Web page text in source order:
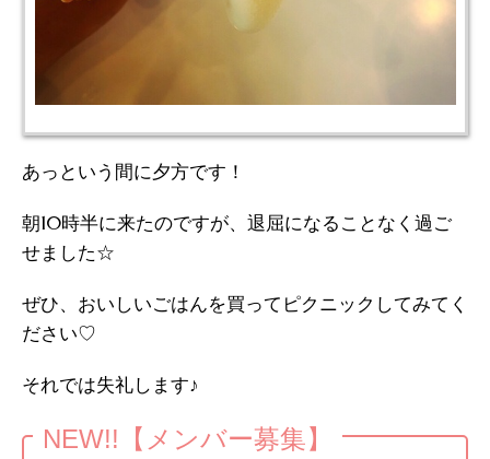
あっという間に夕方です！
朝10時半に来たのですが、退屈になることなく過ご
せました☆
ぜひ、おいしいごはんを買ってピクニックしてみてく
ださい♡
それでは失礼します♪
NEW!!【メンバー募集】